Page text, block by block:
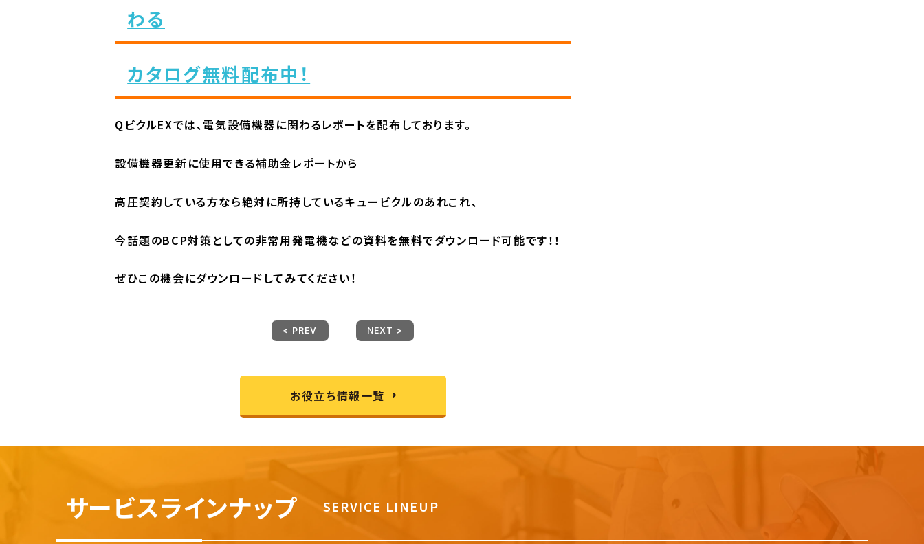
わる
カタログ無料配布中！
QビクルEXでは、電気設備機器に関わるレポートを配布しております。
設備機器更新に使用できる補助金レポートから
高圧契約している方なら絶対に所持しているキュービクルのあれこれ、
今話題のBCP対策としての非常用発電機などの資料を無料でダウンロード可能です！！
ぜひこの機会にダウンロードしてみてください！
< PREV NEXT >
お役立ち情報一覧
サービスラインナップ SERVICE LINEUP